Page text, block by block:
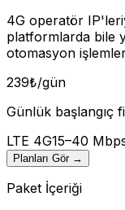
4G operatör
platformlarda bile
otomasyon
239₺/gün
Günlük başlangıç
LTE 4G15–40
Planları Gör →
Paket İçeriği